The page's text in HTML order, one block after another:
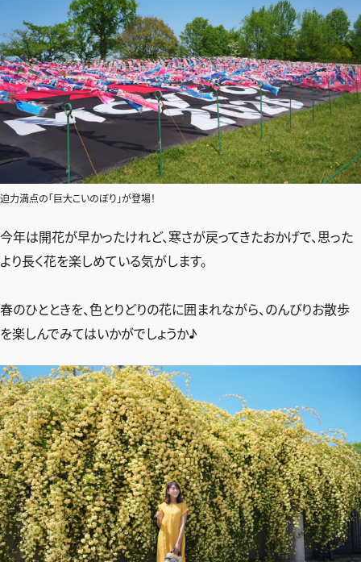
迫力満点の「巨大こいのぼり」が登場！
今年は開花が早かったけれど、寒さが戻ってきたおかげで、思った
より長く花を楽しめている気がします。
春のひとときを、色とりどりの花に囲まれながら、のんびりお散歩
を楽しんでみてはいかがでしょうか♪